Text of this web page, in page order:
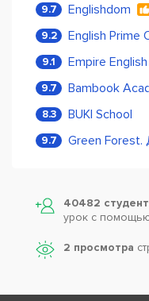
9.7 Englishdom
9.2 English Prime
9.1 Empire
9.7 Bambook
8.3 BUKI School
9.7
40482
урок с
2 просмотра